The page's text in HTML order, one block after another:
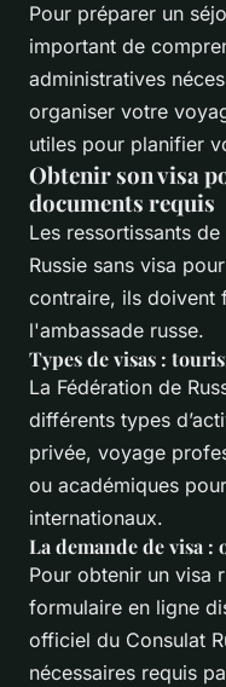
Pour préparer un
important de
administratives
organiser votre
utiles pour planifier
Obtenir son visa
documents requis
Les ressortissants
Russie sans visa
contraire, ils doivent
l'ambassade russe.
Types de visas :
La Fédération de
différents types
privée, voyage
ou académiques
internationaux.
La demande de visa
Pour obtenir un visa
formulaire en ligne
officiel du Consulat
nécessaires requis